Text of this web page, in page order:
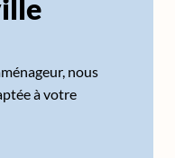
nous
à votre